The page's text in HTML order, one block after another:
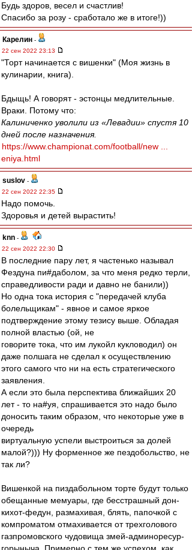
Будь здоров, весел и счастлив!
Спасибо за розу - сработало же в итоге!))
Карелин -
22 сен 2022 23:13
"Торт начинается с вишенки" (Моя жизнь в
кулинарии, книга).
Бдыщь! А говорят - эстонцы медлительные.
Враки. Потому что:
Калиниченко уволили из «Левадии» спустя 10
дней после назначения.
https://www.championat.com/football/new ...
eniya.html
suslov -
22 сен 2022 22:35
Надо помочь.
Здоровья и детей вырастить!
knn -
22 сен 2022 22:30
В последние пару лет, я частенько называл
Фездуна пи#даболом, за что меня редко терли,
справедливости ради и давно не банили))
Но одна тока история с "передачей клуба
болельщикам" - явное и самое яркое
подтверждение этому тезису выше. Обладая
полной властью (ой, не
говорите тока, что им лукойл кукловодил) он
даже полшага не сделал к осуществлению
этого самого что ни на есть стратегического
заявления.
А если это была перспектива ближайших 20
лет - то на#уя, спрашивается это надо было
доносить таким образом, что некоторые уже в
очередь
виртуальную успели выстроиться за долей
малой?))) Ну форменное же пездобольство, не
так ли?
Вишенкой на пиздабольном торте будут только
обещанные мемуары, где бесстрашный дон-
кихот-федун, размахивая, блять, папочкой с
компроматом отмахивается от трехголового
газпромовского чудовища змей-админоресур-